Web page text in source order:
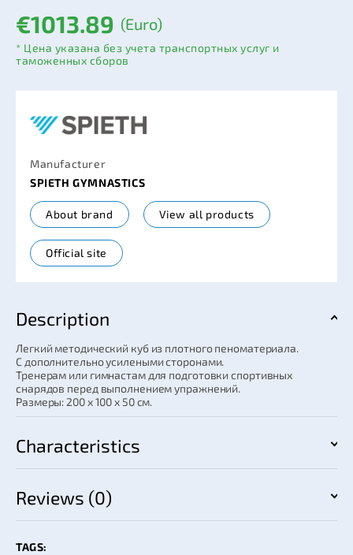
€1013.89 (Euro)
* Цена указана без учета транспортных услуг и
таможенных сборов
Manufacturer
SPIETH GYMNASTICS
About brand View all products
Official site
Description
Легкий методический куб из плотного пеноматериала.
С дополнительно усилеными сторонами.
Тренерам или гимнастам для подготовки спортивных
снарядов перед выполнением упражнений.
Размеры: 200 x 100 x 50 см.
Characteristics
Reviews (0)
TAGS: